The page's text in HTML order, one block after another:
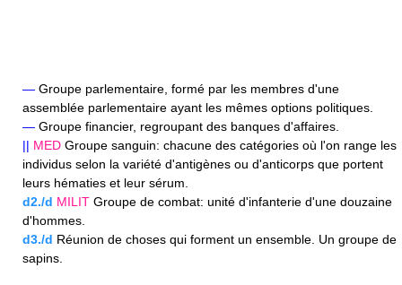
— Groupe parlementaire, formé par les membres d'une
assemblée parlementaire ayant les mêmes options politiques.
— Groupe financier, regroupant des banques d'affaires.
|| MED Groupe sanguin: chacune des catégories où l'on range les
individus selon la variété d'antigènes ou d'anticorps que portent
leurs hématies et leur sérum.
d2./d MILIT Groupe de combat: unité d'infanterie d'une douzaine
d'hommes.
d3./d Réunion de choses qui forment un ensemble. Un groupe de
sapins.